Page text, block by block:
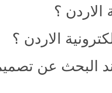
الاردن ؟
الاردن ؟
البحث عن